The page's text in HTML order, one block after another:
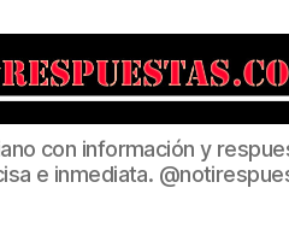
con información y
e inmediata.